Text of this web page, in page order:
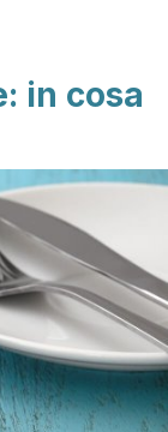
in cosa